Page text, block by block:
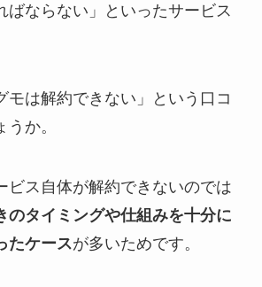
ばならない」といったサービス
モは解約できない」という口コ
か。
ビス自体が解約できないのでは
のタイミングや仕組みを十分に
たケースが多いためです。